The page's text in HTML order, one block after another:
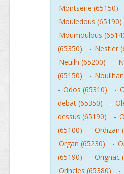
Montserie (65150)
Mouledous (65190)
Moumoulous
(65350)
- Nestier
Neuilh (65200)
-
(65150)
-
- Odos (65310) -
debat (65350)
-
dessus (65190)
-
(65100)
- Ordizan
Organ (65230)
-
(65190)
- Orignac
Orincles (65380)
-